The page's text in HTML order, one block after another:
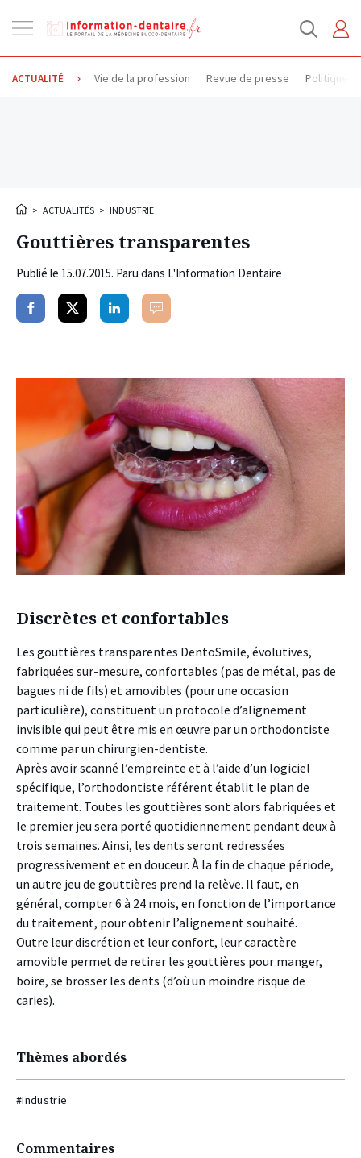
la
navigation
ACTUALITÉ Vie de la profession Revue de presse Politique
> ACTUALITÉS > INDUSTRIE
Gouttières transparentes
Publié le 15.07.2015. Paru dans L'Information Dentaire
PartagerPartagerPartagerCommenter
Discrètes et confortables
Les gouttières transparentes DentoSmile, évolutives,
fabriquées sur-mesure, confortables (pas de métal, pas de
bagues ni de fils) et amovibles (pour une occasion
particulière), constituent un protocole d’alignement
invisible qui peut être mis en œuvre par un orthodontiste
comme par un chirurgien-dentiste.
Après avoir scanné l’empreinte et à l’aide d’un logiciel
spécifique, l’orthodontiste référent établit le plan de
traitement. Toutes les gouttières sont alors fabriquées et
le premier jeu sera porté quotidiennement pendant deux à
trois semaines. Ainsi, les dents seront redressées
progressivement et en douceur. À la fin de chaque période,
un autre jeu de gouttières prend la relève. Il faut, en
général, compter 6 à 24 mois, en fonction de l’importance
du traitement, pour obtenir l’alignement souhaité.
Outre leur discrétion et leur confort, leur caractère
amovible permet de retirer les gouttières pour manger,
boire, se brosser les dents (d’où un moindre risque de
caries).
Thèmes abordés
#Industrie
Commentaires